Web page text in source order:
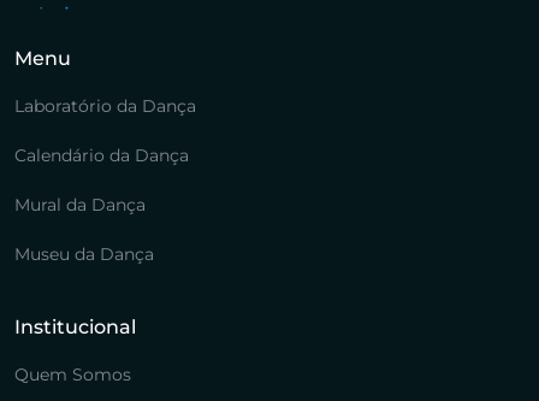
Menu
Laboratório da Dança
Calendário da Dança
Mural da Dança
Museu da Dança
Institucional
Quem Somos